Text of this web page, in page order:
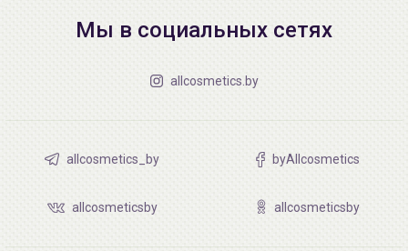
Мы в социальных сетях
allcosmetics.by
allcosmetics_by byAllcosmetics
allcosmeticsby allcosmeticsby